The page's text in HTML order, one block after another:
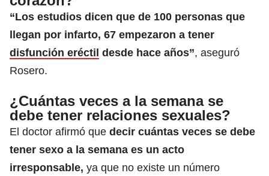
“Los estudios dicen que de 100 personas que
llegan por infarto, 67 empezaron a tener
disfunción eréctil desde hace años”, aseguró
Rosero.
¿Cuántas veces a la semana se
debe tener relaciones sexuales?
El doctor afirmó que decir cuántas veces se debe
tener sexo a la semana es un acto
irresponsable, ya que no existe un número